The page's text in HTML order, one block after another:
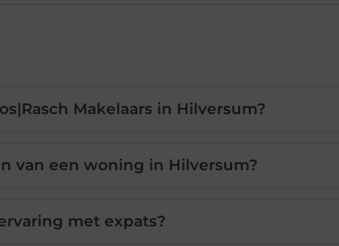
Makelaars in Hilversum?
van een woning in Hilversum?
met expats?